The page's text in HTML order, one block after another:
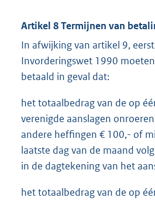
Artikel 8 Termijnen van
In afwijking van artikel 9,
Invorderingswet 1990
betaald in geval dat:
het totaalbedrag van de op
verenigde aanslagen
andere heffingen € 100,- of
laatste dag van de maand
in de dagtekening van het
het totaalbedrag van de op